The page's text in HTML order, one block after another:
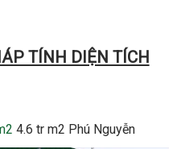
TÍNH DIỆN TÍCH
4.6 tr m2 Phú Nguyễn